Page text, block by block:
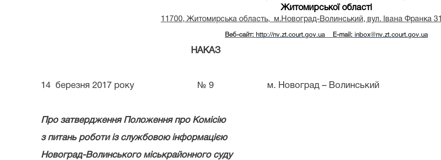
Житомирської області
11700, Житомирська область, м.Новоград-Волинський, вул. Івана Франка 31
Веб-сайт: http://nv.zt.court.gov.ua E-mail : inbox@nv.zt.court.gov.ua
НАКАЗ
14 березня 201 7 року № 9 м. Новоград – Волинський
Про затвердження Положення про Комісію
з питань роботи із службовою інформацією
Новоград-Волинського міськрайонного суду